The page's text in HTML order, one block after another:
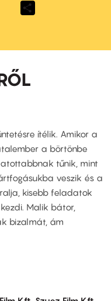
ítélik. Amikor a
a börtönbe
tűnik, mint
veszik és a
kisebb feladatok
Malik bátor,
bizalmát, ám